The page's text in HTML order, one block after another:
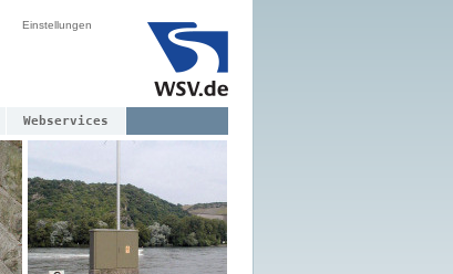
Einstellungen
Webservices